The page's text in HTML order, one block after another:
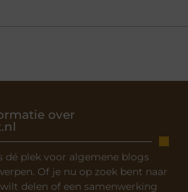
over
dé plek voor algemene blogs
Of je nu op zoek bent naar
delen of een samenwerking